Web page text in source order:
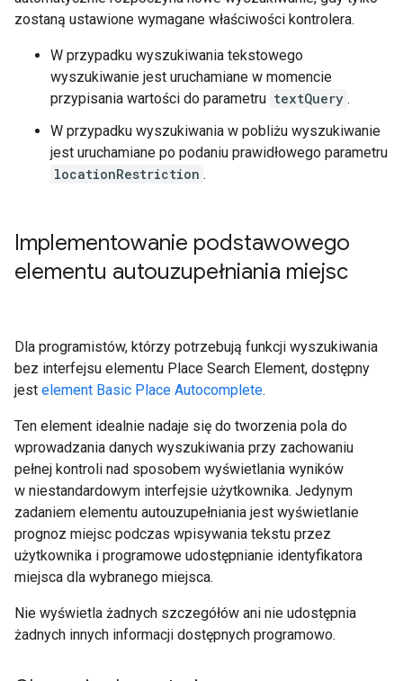
zostaną ustawione wymagane właściwości kontrolera.
W przypadku wyszukiwania tekstowego
wyszukiwanie jest uruchamiane w momencie
przypisania wartości do parametru textQuery .
W przypadku wyszukiwania w pobliżu wyszukiwanie
jest uruchamiane po podaniu prawidłowego parametru
locationRestriction .
Implementowanie podstawowego
elementu autouzupełniania miejsc
Dla programistów, którzy potrzebują funkcji wyszukiwania
bez interfejsu elementu Place Search Element, dostępny
jest element Basic Place Autocomplete.
Ten element idealnie nadaje się do tworzenia pola do
wprowadzania danych wyszukiwania przy zachowaniu
pełnej kontroli nad sposobem wyświetlania wyników
w niestandardowym interfejsie użytkownika. Jedynym
zadaniem elementu autouzupełniania jest wyświetlanie
prognoz miejsc podczas wpisywania tekstu przez
użytkownika i programowe udostępnianie identyfikatora
miejsca dla wybranego miejsca.
Nie wyświetla żadnych szczegółów ani nie udostępnia
żadnych innych informacji dostępnych programowo.